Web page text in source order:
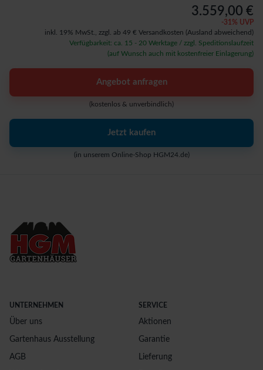
3.559,00 €
-31 % UVP
inkl. 19% MwSt., zzgl. ab 49 € Versandkosten (Ausland abweichend)
Verfügbarkeit: ca. 15 - 20 Werktage / zzgl. Speditionslaufzeit
(auf Wunsch auch mit kostenfreier Einlagerung)
Angebot anfragen
(kostenlos & unverbindlich)
Jetzt kaufen
(in unserem Online-Shop HGM24.de)
UNTERNEHMEN
Über uns
Gartenhaus Ausstellung
AGB
SERVICE
Aktionen
Garantie
Lieferung